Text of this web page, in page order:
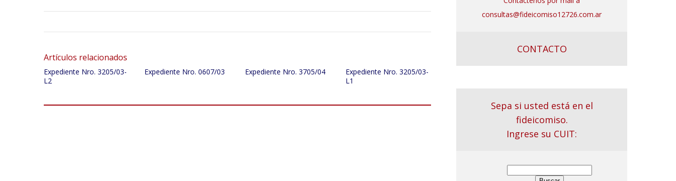
Artículos relacionados
Expediente Nro. 3205/03-
L2
Expediente Nro. 0607/03 Expediente Nro. 3705/04
Expediente Nro. 3205/03-
L1
consultas@fideicomiso12726.com.ar
CONTACTO
Sepa si usted está en el
fideicomiso.
Ingrese su CUIT: